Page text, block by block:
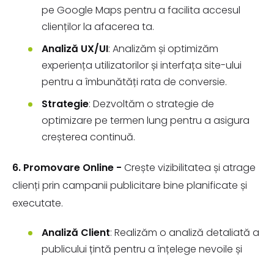
pe Google Maps pentru a facilita accesul
clienților la afacerea ta.
Analiză UX/UI: Analizăm și optimizăm
experiența utilizatorilor și interfața site-ului
pentru a îmbunătăți rata de conversie.
Strategie: Dezvoltăm o strategie de
optimizare pe termen lung pentru a asigura
creșterea continuă.
6. Promovare Online - Crește vizibilitatea și atrage
clienți prin campanii publicitare bine planificate și
executate.
Analiză Client: Realizăm o analiză detaliată a
publicului țintă pentru a înțelege nevoile și